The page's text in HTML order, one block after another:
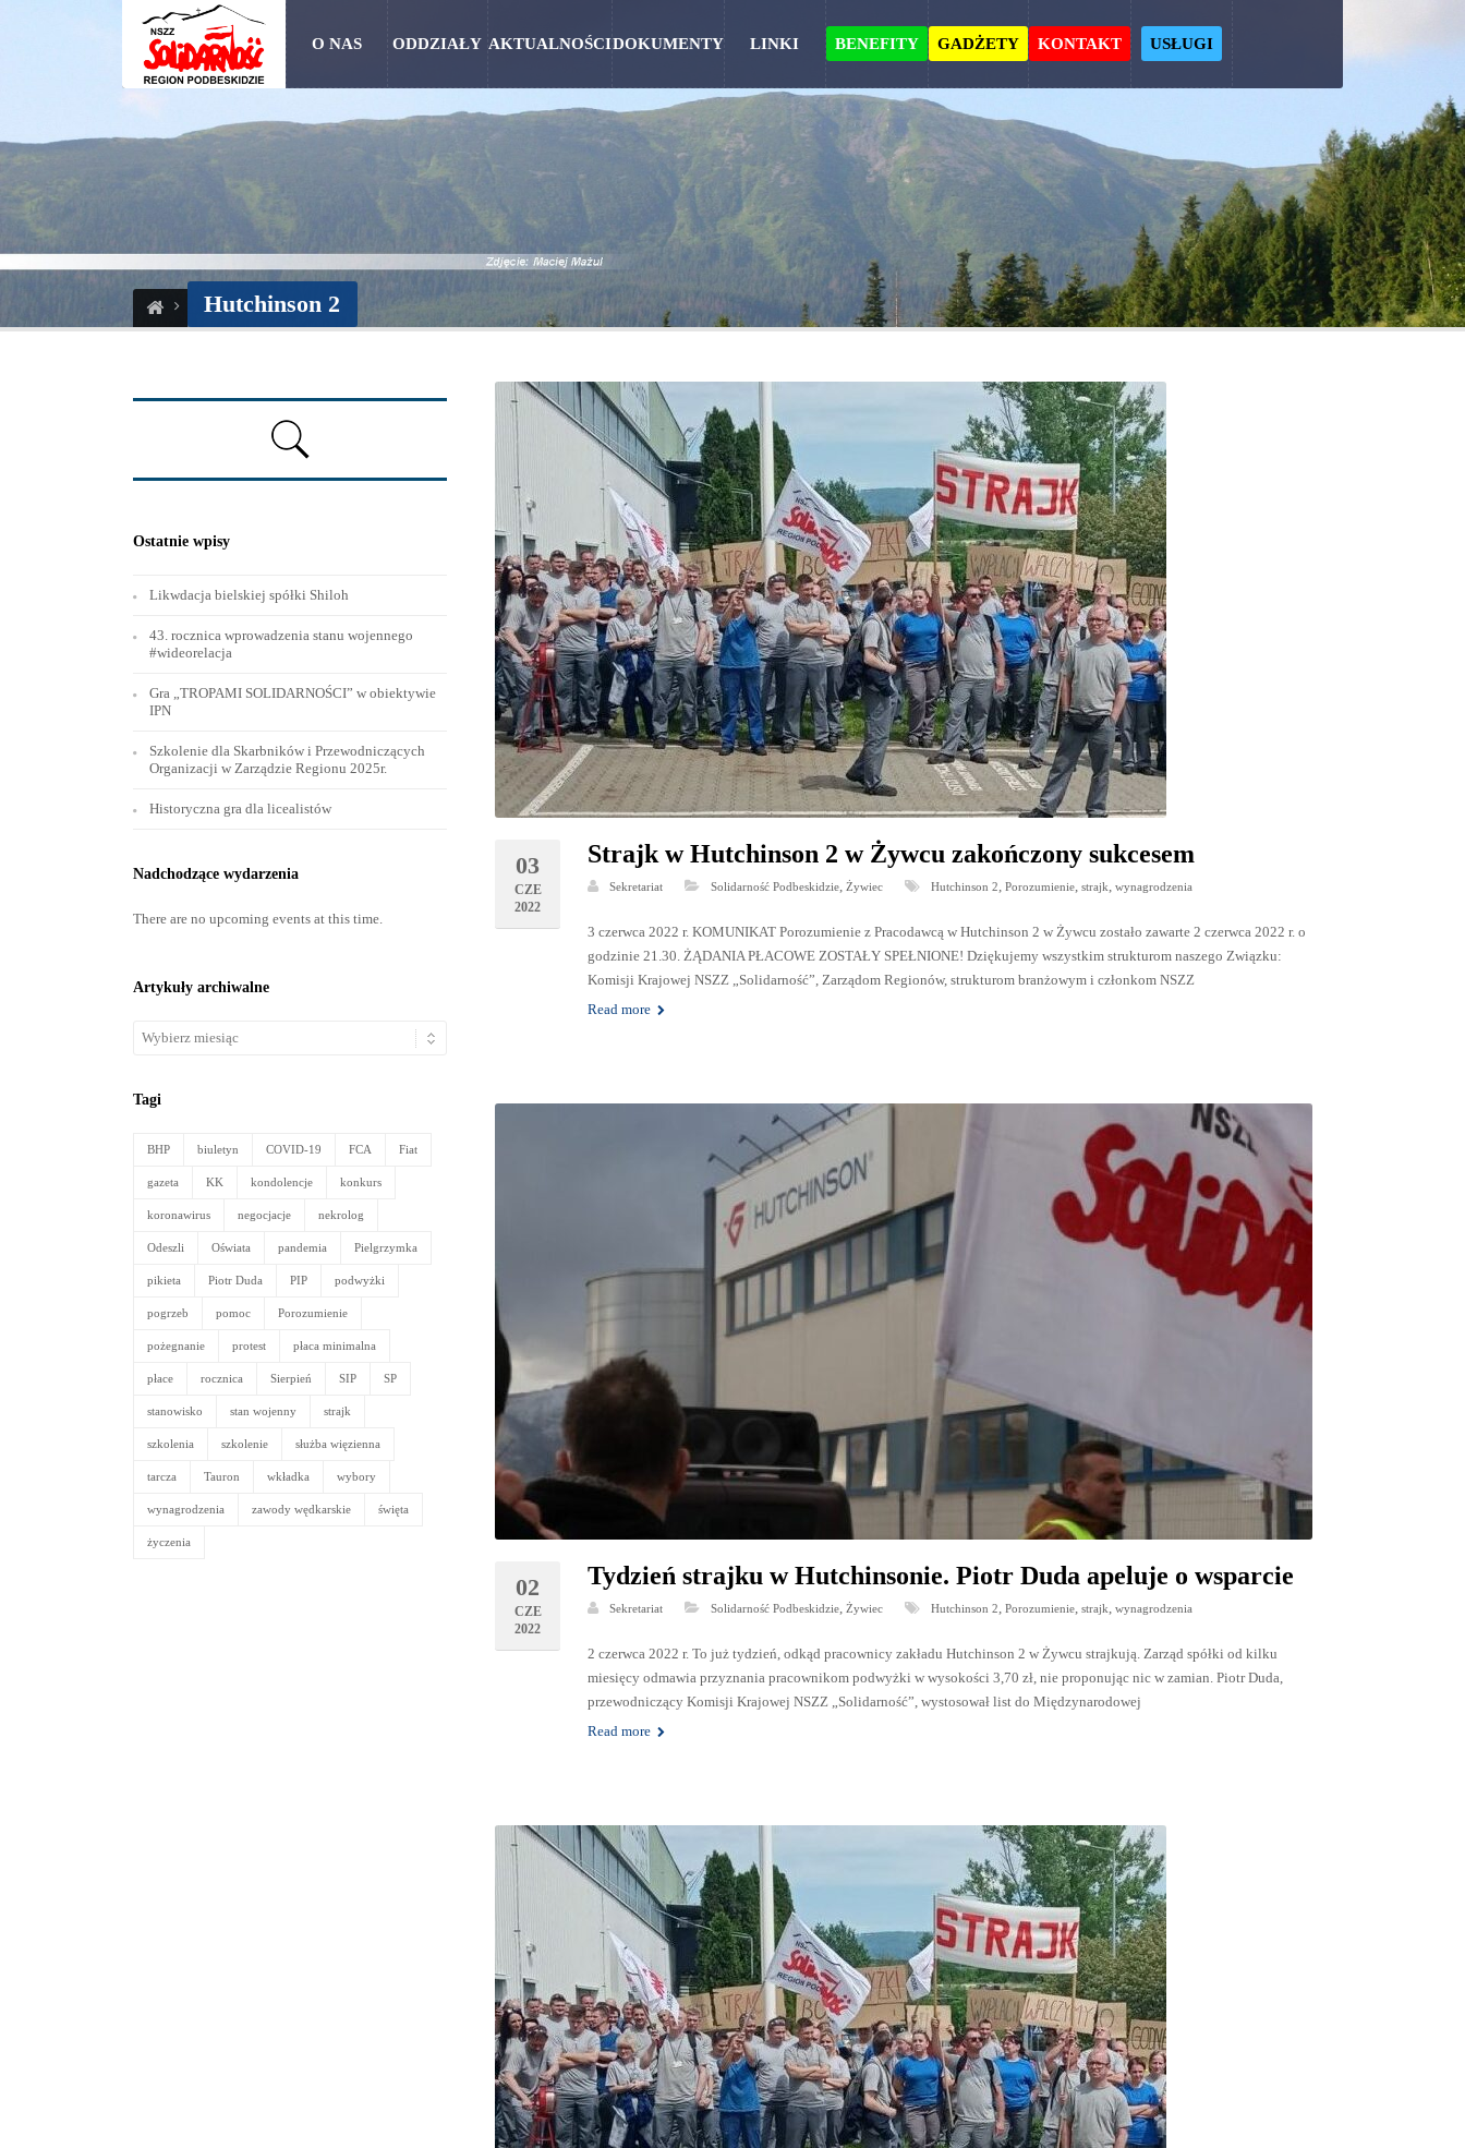
O NAS ODDZIAŁY AKTUALNOŚCIDOKUMENTY LINKI BENEFITY GADŻETY KONTAKT USŁUGI
Hutchinson 2
03
CZE
2022
Strajk w Hutchinson 2 w Żywcu zakończony sukcesem
Sekretariat Solidarność Podbeskidzie,Żywiec Hutchinson 2,Porozumienie,strajk,wynagrodzenia
3 czerwca 2022 r. KOMUNIKAT Porozumienie z Pracodawcą w Hutchinson 2 w Żywcu zostało zawarte 2 czerwca 2022 r. o
godzinie 21.30. ŻĄDANIA PŁACOWE ZOSTAŁY SPEŁNIONE! Dziękujemy wszystkim strukturom naszego Związku:
Komisji Krajowej NSZZ „Solidarność”, Zarządom Regionów, strukturom branżowym i członkom NSZZ
Read more
02
CZE
2022
Tydzień strajku w Hutchinsonie. Piotr Duda apeluje o wsparcie
Sekretariat Solidarność Podbeskidzie,Żywiec Hutchinson 2,Porozumienie,strajk,wynagrodzenia
2 czerwca 2022 r. To już tydzień, odkąd pracownicy zakładu Hutchinson 2 w Żywcu strajkują. Zarząd spółki od kilku
miesięcy odmawia przyznania pracownikom podwyżki w wysokości 3,70 zł, nie proponując nic w zamian. Piotr Duda,
przewodniczący Komisji Krajowej NSZZ „Solidarność”, wystosował list do Międzynarodowej
Read more
Ostatnie wpisy
Likwdacja bielskiej spółki Shiloh
43. rocznica wprowadzenia stanu wojennego
#wideorelacja
Gra „TROPAMI SOLIDARNOŚCI” w obiektywie
IPN
Szkolenie dla Skarbników i Przewodniczących
Organizacji w Zarządzie Regionu 2025r.
Historyczna gra dla licealistów
Nadchodzące wydarzenia
There are no upcoming events at this time.
Artykuły archiwalne
Artykuły
Tagi
BHP biuletyn COVID-19 FCA Fiat
gazeta KK kondolencje konkurs
koronawirus negocjacje nekrolog
Odeszli Oświata pandemia Pielgrzymka
pikieta Piotr Duda PIP podwyżki
pogrzeb pomoc Porozumienie
pożegnanie protest płaca minimalna
płace rocznica Sierpień SIP SP
stanowisko stan wojenny strajk
szkolenia szkolenie służba więzienna
tarcza Tauron wkładka wybory
wynagrodzenia zawody wędkarskie święta
życzenia